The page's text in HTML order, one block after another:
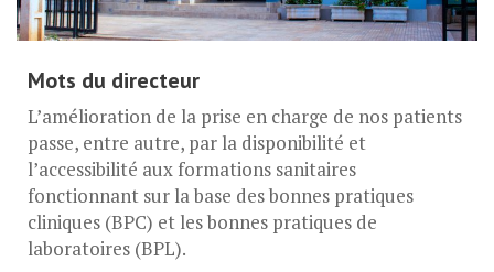
Mots du directeur
L’amélioration de la prise en charge de nos patients
passe, entre autre, par la disponibilité et
l’accessibilité aux formations sanitaires
fonctionnant sur la base des bonnes pratiques
cliniques (BPC) et les bonnes pratiques de
laboratoires (BPL).